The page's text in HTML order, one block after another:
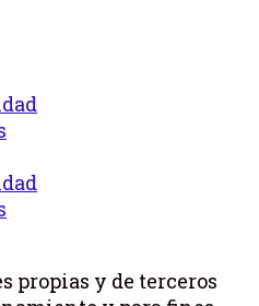
propias y de terceros